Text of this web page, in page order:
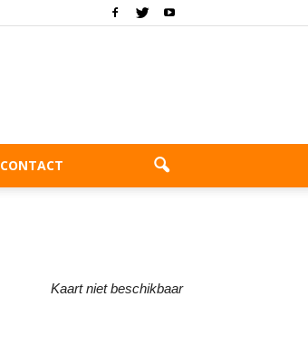
CONTACT
Kaart niet beschikbaar